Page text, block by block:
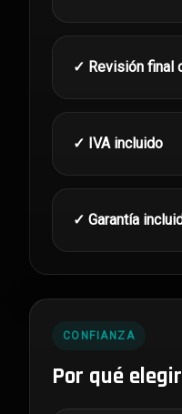
✓ Revisión final
✓ IVA incluido
✓ Garantía
CONFIANZA
Por qué